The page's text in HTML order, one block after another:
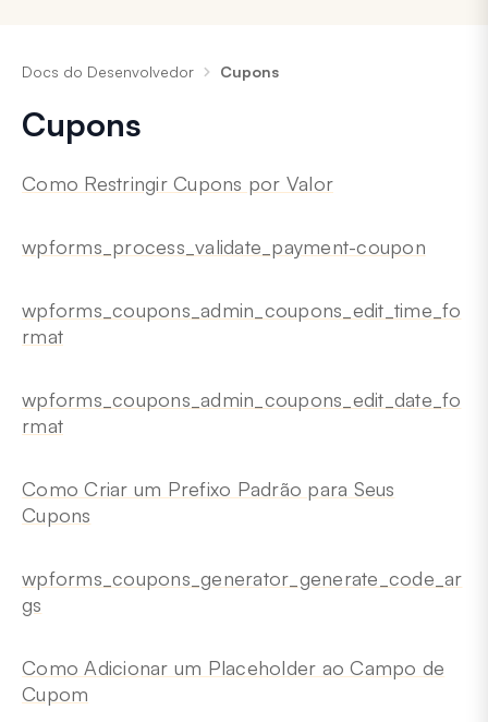
Docs do Desenvolvedor Cupons
Cupons
Como Restringir Cupons por Valor
wpforms_process_validate_payment-coupon
wpforms_coupons_admin_coupons_edit_time_fo
rmat
wpforms_coupons_admin_coupons_edit_date_fo
rmat
Como Criar um Prefixo Padrão para Seus
Cupons
wpforms_coupons_generator_generate_code_ar
gs
Como Adicionar um Placeholder ao Campo de
Cupom